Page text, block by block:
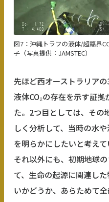
図7：沖縄トラフの液体/超臨界
子（写真提供：JAMSTEC）
先ほど西オーストラリア
液体CO₂の存在を示す証
た。2つ目としては、その
しく分析して、当時の水
を明らかにしたいと考えて
それ以外にも、初期地球
て、生命の起源に関連し
いかどうか、あらためて